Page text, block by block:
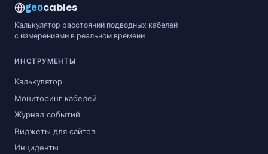
geocables
Калькулятор расстояний подводных кабелей
с измерениями в реальном времени.
ИНСТРУМЕНТЫ
Калькулятор
Мониторинг кабелей
Журнал событий
Виджеты для сайтов
Инциденты